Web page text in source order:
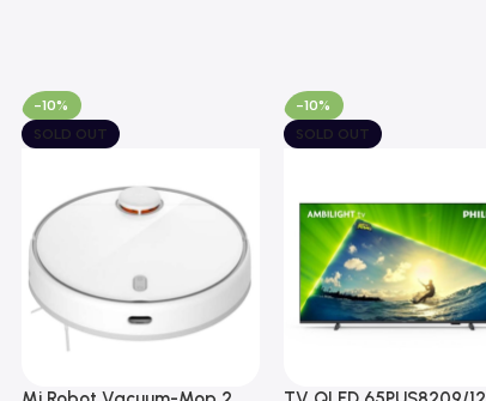
-10%
SOLD OUT
-10%
SOLD OUT